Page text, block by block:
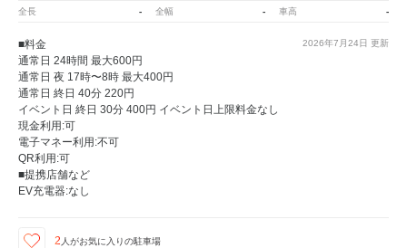
全長 - 全幅 - 車高 -
2026年7月24日 更新
■料金
通常日 24時間 最大600円
通常日 夜 17時〜8時 最大400円
通常日 終日 40分 220円
イベント日 終日 30分 400円 イベント日上限料金なし
現金利用:可
電子マネー利用:不可
QR利用:可
■提携店舗など
EV充電器:なし
2 人がお気に入りの駐車場